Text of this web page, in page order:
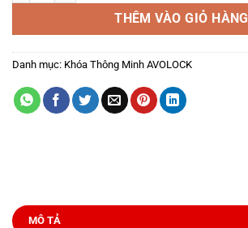
THÊM VÀO GIỎ HÀNG
Danh mục: Khóa Thông Minh AVOLOCK
MÔ TẢ